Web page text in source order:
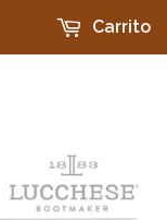
Carrito